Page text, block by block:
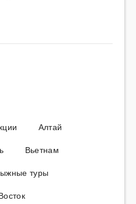
Алтай
Вьетнам
туры